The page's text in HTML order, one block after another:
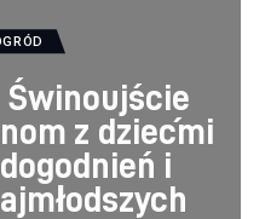
z dziećmi
i